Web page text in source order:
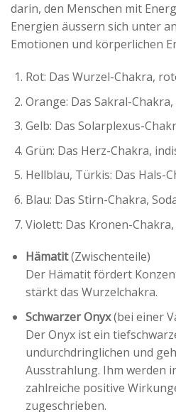
darin, den Menschen mit
Energien äussern sich unter
Emotionen und körperlichen
Rot: Das Wurzel-Chakra,
Orange: Das Sakral-
Gelb: Das Solarplexus-
Grün: Das Herz-Chakra,
Hellblau, Türkis: Das Hals-
Blau: Das Stirn-Chakra,
Violett: Das Kronen-
Hämatit(Zwischenteile)
Der Hämatit fördert
stärkt das Wurzelchakra.
Schwarzer Onyx(bei einer
Der Onyx ist ein
undurchdringlichen und
Ausstrahlung. Ihm werden
zahlreiche positive
zugeschrieben.